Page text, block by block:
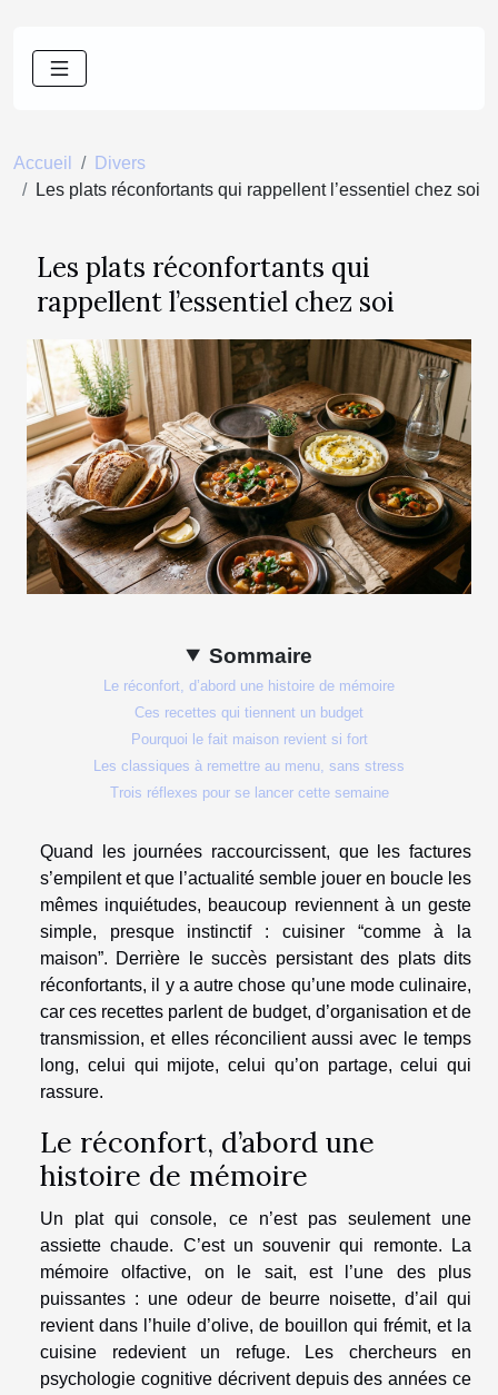
Accueil
Divers
Les plats réconfortants qui rappellent l’essentiel chez soi
Les plats réconfortants qui
rappellent l’essentiel chez soi
Sommaire
Le réconfort, d’abord une histoire de mémoire
Ces recettes qui tiennent un budget
Pourquoi le fait maison revient si fort
Les classiques à remettre au menu, sans stress
Trois réflexes pour se lancer cette semaine
Quand les journées raccourcissent, que les factures
s’empilent et que l’actualité semble jouer en boucle les
mêmes inquiétudes, beaucoup reviennent à un geste
simple, presque instinctif : cuisiner “comme à la
maison”. Derrière le succès persistant des plats dits
réconfortants, il y a autre chose qu’une mode culinaire,
car ces recettes parlent de budget, d’organisation et de
transmission, et elles réconcilient aussi avec le temps
long, celui qui mijote, celui qu’on partage, celui qui
rassure.
Le réconfort, d’abord une
histoire de mémoire
Un plat qui console, ce n’est pas seulement une
assiette chaude. C’est un souvenir qui remonte. La
mémoire olfactive, on le sait, est l’une des plus
puissantes : une odeur de beurre noisette, d’ail qui
revient dans l’huile d’olive, de bouillon qui frémit, et la
cuisine redevient un refuge. Les chercheurs en
psychologie cognitive décrivent depuis des années ce